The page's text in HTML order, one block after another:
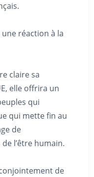
une réaction à la
claire sa
elle offrira un
qui
qui mette fin au
de
l’être humain.
de